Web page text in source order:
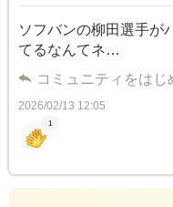
ソフバンの柳田選手が
てるなんてネ…
コミュニティをはじ
2026/02/13 12:05
1